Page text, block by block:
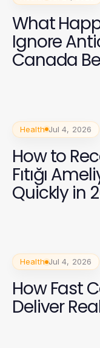
What
Ignore
Canada
Health Jul 4, 2026
How to
Fıtığı
Quickly in
Health Jul 4, 2026
How Fast
Deliver